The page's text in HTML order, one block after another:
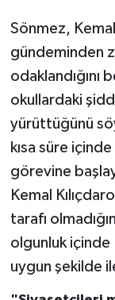
Sönmez,
gündeminden
okullardaki
yürüttüğünü
kısa süre
görevine
Kemal
tarafı
olgunluk içinde
uygun şekilde